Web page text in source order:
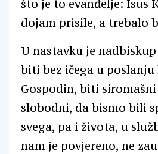
što je to evanđelje: Isus
dojam prisile, a trebalo
U nastavku je
biti bez ičega u poslanju
Gospodin, biti
slobodni, da bismo bili
svega, pa i života, u
nam je povjereno, ne